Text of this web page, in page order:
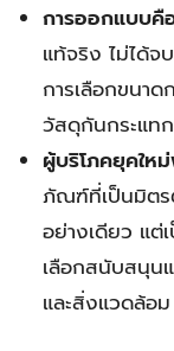
การออกแบบคื
แท้จริง ไม่ได้จ
การเลือกขนา
วัสดุกันกระแท
ผู้บริโภคยุคให
ภัณฑ์ที่เป็นมิตร
อย่างเดียว แต่
เลือกสนับสนุน
และสิ่งแวดล้อม